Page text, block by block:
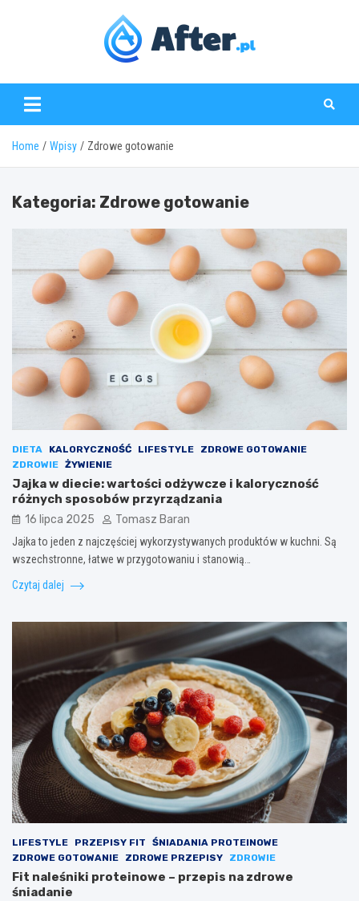
www.after.pl
Home Wpisy Zdrowe gotowanie
Kategoria: Zdrowe gotowanie
DIETA KALORYCZNOŚĆ LIFESTYLE
ZDROWE GOTOWANIE
ZDROWIE ŻYWIENIE
Jajka w diecie: wartości odżywcze i kaloryczność
różnych sposobów przyrządzania
16 lipca 2025 Tomasz Baran
Jajka to jeden z najczęściej wykorzystywanych produktów w kuchni. Są
wszechstronne, łatwe w przygotowaniu i stanowią…
Czytaj dalej
LIFESTYLE PRZEPISY FIT
ŚNIADANIA PROTEINOWE
ZDROWE GOTOWANIE
ZDROWE PRZEPISY ZDROWIE
Fit naleśniki proteinowe – przepis na zdrowe
śniadanie